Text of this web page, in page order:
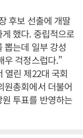
후보 선출에 개딸
했다. 중립적으로
뽑는데 일부 강성
우 걱정스럽다.”
열린 제22대 국회
원총회에서 더불어
투표를 반영하는